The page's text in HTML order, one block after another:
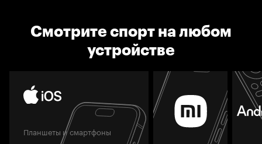
Смотрите спорт на любом
устройстве
Планшеты и смартфоны